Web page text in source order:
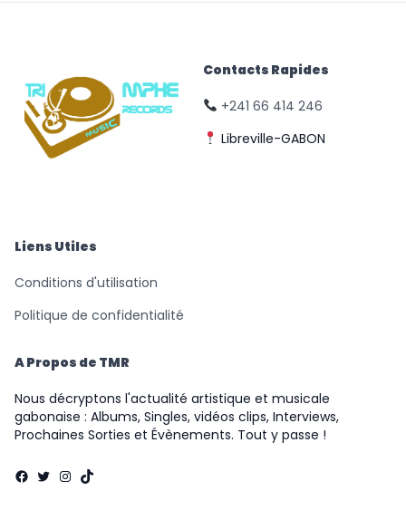
Contacts Rapides
+241 66 414 246
Libreville-GABON
Liens Utiles
Conditions d'utilisation
Politique de confidentialité
A Propos de TMR
Nous décryptons l'actualité artistique et musicale
gabonaise : Albums, Singles, vidéos clips, Interviews,
Prochaines Sorties et Évènements. Tout y passe !
Facebook
Twitter
Instagram
TikTok